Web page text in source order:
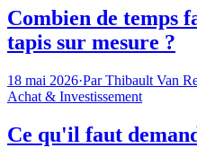
Combien de temps
tapis sur mesure ?
18 mai 2026·Par Thibault Van
Achat & Investissement
Ce qu'il faut